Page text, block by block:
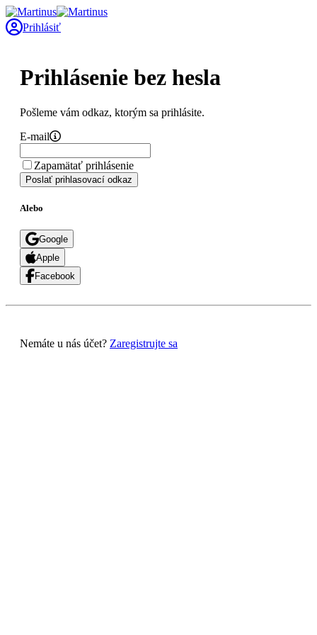
Prihlásiť
Prihlásenie bez hesla
Pošleme vám odkaz, ktorým sa prihlásite.
E-mail
Zapamätať prihlásenie
Poslať prihlasovací odkaz
Alebo
Google
Apple
Facebook
Nemáte u nás účet? Zaregistrujte sa